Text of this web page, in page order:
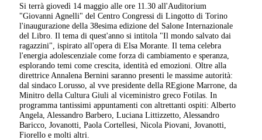
Si terrà giovedì 14 maggio alle ore 11.30 all'Auditorium
"Giovanni Agnelli" del Centro Congressi di Lingotto di Torino
l'inaugurazione della 38esima edizione del Salone Internazionale
del Libro. Il tema di quest'anno si intitola "Il mondo salvato dai
ragazzini", ispirato all'opera di Elsa Morante. Il tema celebra
l'energia adolescenziale come forza di cambiamento e speranza,
esplorando temi come crescita, identità ed emozioni. Oltre alla
direttrice Annalena Bernini saranno presenti le massime autorità:
dal sindaco Lorusso, al vve presidente della REgione Marrone, da
Minitro della Cultura Giuli al viceministro greco Fotilas. In
programma tantissimi appuntamenti con altrettanti ospiti: Alberto
Angela, Alessandro Barbero, Luciana Littizzetto, Alessandro
Baricco, Jovanotti, Paola Cortellesi, Nicola Piovani, Jovanotti,
Fiorello e molti altri.